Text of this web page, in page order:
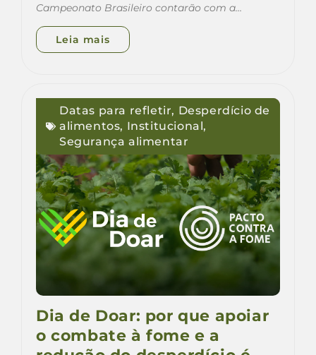
Campeonato Brasileiro contarão com a…
Leia mais
Datas para refletir, Desperdício de
alimentos, Institucional,
Segurança alimentar
Dia de Doar: por que apoiar
o combate à fome e a